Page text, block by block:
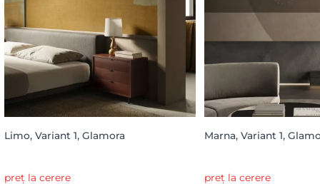
Limo, Variant 1, Glamora
preț la cerere
Marna, Variant 1,
preț la cerere